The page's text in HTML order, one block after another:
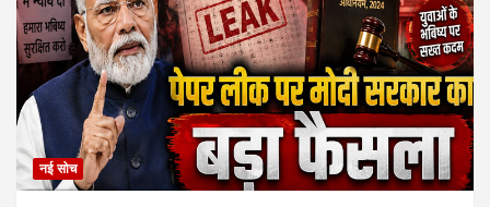
नई सोच